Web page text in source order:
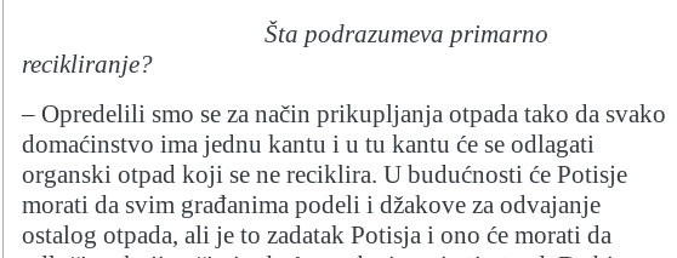
Šta podrazumeva primarno
recikliranje?
– Opredelili smo se za način prikupljanja otpada tako da svako
domaćinstvo ima jednu kantu i u tu kantu će se odlagati
organski otpad koji se ne reciklira. U budućnosti će Potisje
morati da svim građanima podeli i džakove za odvajanje
ostalog otpada, ali je to zadatak Potisja i ono će morati da